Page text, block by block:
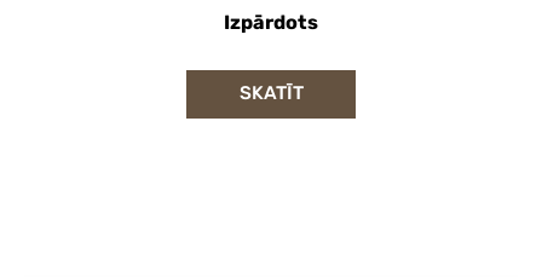
Izpārdots
SKATĪT